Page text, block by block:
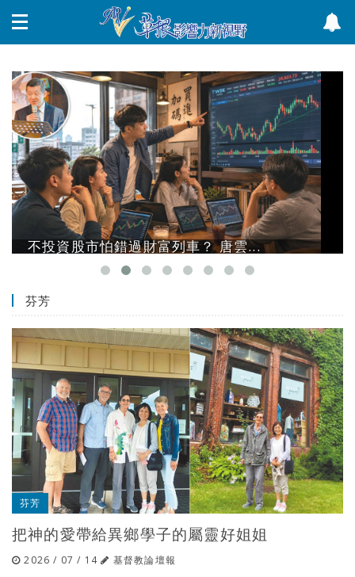
不投資股市怕錯過財富列車？ 唐雲...
芬芳
芬芳
把神的愛帶給異鄉學子的屬靈好姐姐
2026 / 07 / 14 基督教論壇報